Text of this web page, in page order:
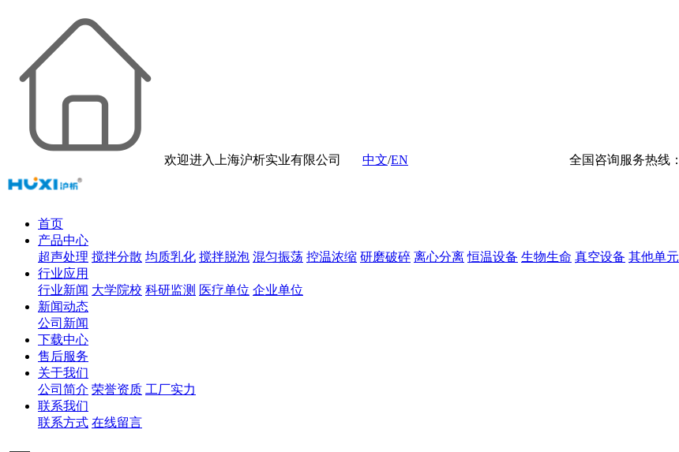
欢迎进入上海沪析实业有限公司 中文/EN 全国咨询服务热线：
首页
产品中心
超声处理 搅拌分散 均质乳化 搅拌脱泡 混匀振荡 控温浓缩 研磨破碎 离心分离 恒温设备 生物生命 真空设备 其他单元
行业应用
行业新闻 大学院校 科研监测 医疗单位 企业单位
新闻动态
公司新闻
下载中心
售后服务
关于我们
公司简介 荣誉资质 工厂实力
联系我们
联系方式 在线留言